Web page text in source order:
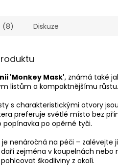
(8) Diskuze
'Monkey Mask', známá také
listům a kompaktnějšímu
s charakteristickými otvory
preferuje světlé místo bez
popínavka po opěrné tyči.
nenáročná na péči – zalévejte
zejména v koupelnách
škodliviny z okolí.